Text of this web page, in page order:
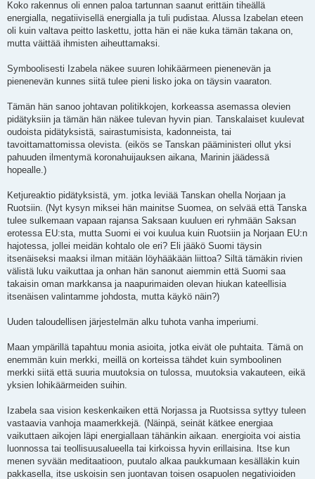
Koko rakennus oli ennen paloa tartunnan saanut erittäin tiheällä
energialla, negatiivisellä energialla ja tuli pudistaa. Alussa Izabelan eteen
oli kuin valtava peitto laskettu, jotta hän ei näe kuka tämän takana on,
mutta väittää ihmisten aiheuttamaksi.
Symboolisesti Izabela näkee suuren lohikäärmeen pienenevän ja
pienenevän kunnes siitä tulee pieni lisko joka on täysin vaaraton.
Tämän hän sanoo johtavan politikkojen, korkeassa asemassa olevien
pidätyksiin ja tämän hän näkee tulevan hyvin pian. Tanskalaiset kuulevat
oudoista pidätyksistä, sairastumisista, kadonneista, tai
tavoittamattomissa olevista. (eikös se Tanskan pääministeri ollut yksi
pahuuden ilmentymä koronahuijauksen aikana, Marinin jäädessä
hopealle.)
Ketjureaktio pidätyksistä, ym. jotka leviää Tanskan ohella Norjaan ja
Ruotsiin. (Nyt kysyn miksei hän mainitse Suomea, on selvää että Tanska
tulee sulkemaan vapaan rajansa Saksaan kuuluen eri ryhmään Saksan
erotessa EU:sta, mutta Suomi ei voi kuulua kuin Ruotsiin ja Norjaan EU:n
hajotessa, jollei meidän kohtalo ole eri? Eli jääkö Suomi täysin
itsenäiseksi maaksi ilman mitään löyhääkään liittoa? Siltä tämäkin rivien
välistä luku vaikuttaa ja onhan hän sanonut aiemmin että Suomi saa
takaisin oman markkansa ja naapurimaiden olevan hiukan kateellisia
itsenäisen valintamme johdosta, mutta käykö näin?)
Uuden taloudellisen järjestelmän alku tuhota vanha imperiumi.
Maan ympärillä tapahtuu monia asioita, jotka eivät ole puhtaita. Tämä on
enemmän kuin merkki, meillä on korteissa tähdet kuin symboolinen
merkki siitä että suuria muutoksia on tulossa, muutoksia vakauteen, eikä
yksien lohikäärmeiden suihin.
Izabela saa vision keskenkaiken että Norjassa ja Ruotsissa syttyy tuleen
vastaavia vanhoja maamerkkejä. (Näinpä, seinät kätkee energiaa
vaikuttaen aikojen läpi energiallaan tähänkin aikaan. energioita voi aistia
luonnossa tai teollisuusalueella tai kirkoissa hyvin erillaisina. Itse kun
menen syvään meditaatioon, puutalo alkaa paukkumaan kesälläkin kuin
pakkasella, itse uskoisin sen juontavan toisen osapuolen negativioiden